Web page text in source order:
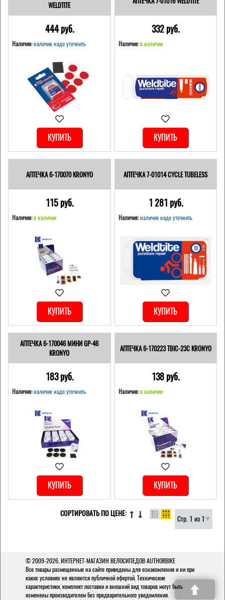
WELDTITE
444 pуб.
Наличие:наличие надо уточнить
КУПИТЬ
332 pуб.
Наличие: в наличии
КУПИТЬ
АПТЕЧКА 6-170070 KRONYO
115 pуб.
Наличие:в наличии
КУПИТЬ
АПТЕЧКА 7-01014 CYCLE TUBELESS
1 281 pуб.
Наличие: наличие надо уточнить
КУПИТЬ
АПТЕЧКА 6-170046 МИНИ GP-46
KRONYO
183 pуб.
Наличие:наличие надо уточнить
КУПИТЬ
АПТЕЧКА 6-170223 TBIC-23C KRONYO
138 pуб.
Наличие: в наличии
КУПИТЬ
Стр. 1 из 1
СОРТИРОВАТЬ ПО ЦЕНЕ:
© 2009-2026, ИНТЕРНЕТ-МАГАЗИН ВЕЛОСИПЕДОВ AUTHORBIKE
Все товары размещенные на сайте приведены для ознакомления и ни при
каких условиях не являются публичной офертой. Технические
характеристики, комплект поставки и внешний вид товаров могут быть
изменены производителем без предварительного уведомления.